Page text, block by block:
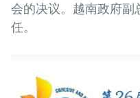
会的决议。越南政府副
任。